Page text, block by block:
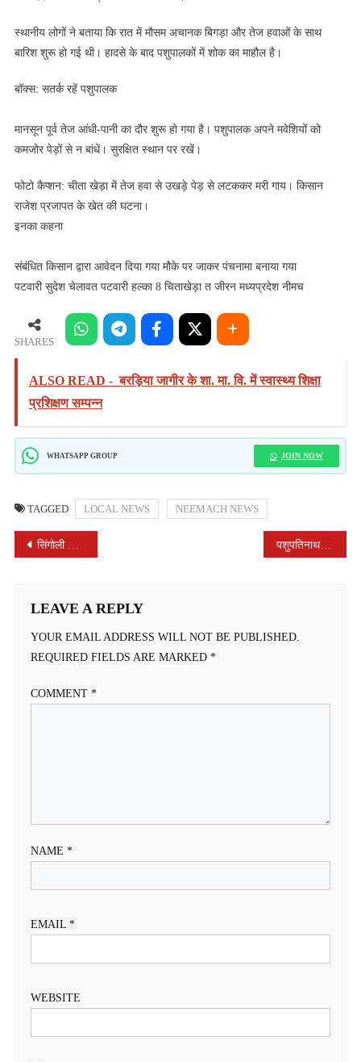
स्थानीय लोगों ने बताया कि रात में मौसम अचानक बिगड़ा और तेज हवाओं के साथ
बारिश शुरू हो गई थी। हादसे के बाद पशुपालकों में शोक का माहौल है।
बॉक्स: सतर्क रहें पशुपालक
मानसून पूर्व तेज आंधी-पानी का दौर शुरू हो गया है। पशुपालक अपने मवेशियों को
कमजोर पेड़ों से न बांधें। सुरक्षित स्थान पर रखें।
फोटो कैप्शन: चीता खेड़ा में तेज हवा से उखड़े पेड़ से लटककर मरी गाय। किसान
राजेश प्रजापत के खेत की घटना।
इनका कहना
संबंधित किसान द्वारा आवेदन दिया गया मौके पर जाकर पंचनामा बनाया गया
पटवारी सुदेश चेलावत पटवारी हल्का 8 चिताखेड़ा त जीरन मध्यप्रदेश नीमच
SHARES
ALSO READ - बरड़िया जागीर के शा. मा. वि. में स्वास्थ्य शिक्षा
प्रशिक्षण सम्पन्न
WHATSAPP GROUP JOIN NOW
TAGGED LOCAL NEWS NEEMACH NEWS
POST
सिंगोली के पीड़ित परिवार को₹9लाख की आर्थिक सहायता पशुपतिनाथ मंदिर आराधना हाल में सात दिवसीय श्रीमद भागवत कथा ज्ञान यज्ञ का शुभारंभ
LEAVE A REPLY
YOUR EMAIL ADDRESS WILL NOT BE PUBLISHED.
REQUIRED FIELDS ARE MARKED *
COMMENT *
NAME *
EMAIL *
WEBSITE